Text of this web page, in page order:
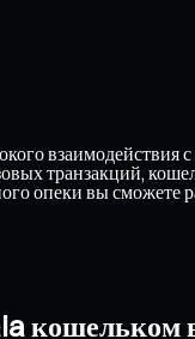
взаимодействия
транзакций,
опеки вы сможете
кошельком